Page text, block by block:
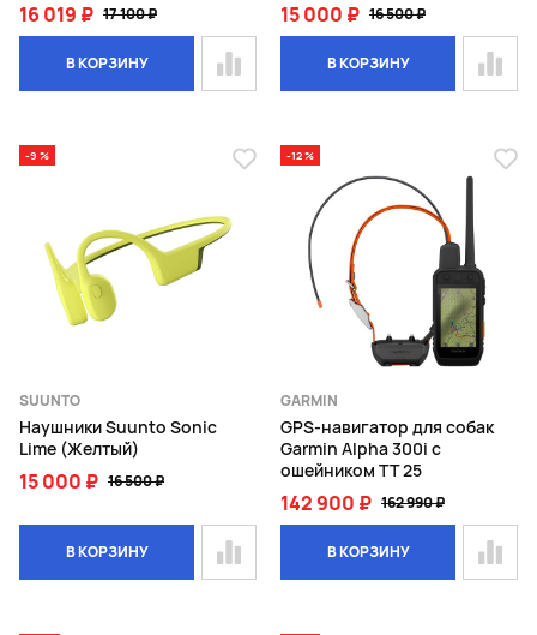
16 019 ₽ 17 100 ₽
В КОРЗИНУ
15 000 ₽ 16 500 ₽
В КОРЗИНУ
-9 %
SUUNTO
Наушники Suunto Sonic
Lime (Желтый)
15 000 ₽ 16 500 ₽
В КОРЗИНУ
-12 %
GARMIN
GPS-навигатор для собак
Garmin Alpha 300i с
ошейником TT 25
142 900 ₽ 162 990 ₽
В КОРЗИНУ